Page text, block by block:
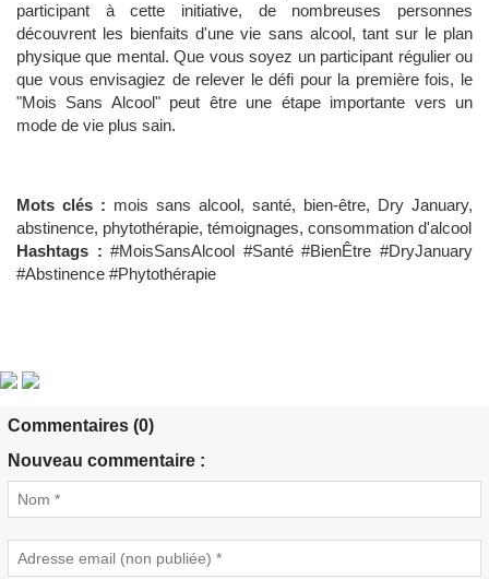
participant à cette initiative, de nombreuses personnes
découvrent les bienfaits d'une vie sans alcool, tant sur le plan
physique que mental. Que vous soyez un participant régulier ou
que vous envisagiez de relever le défi pour la première fois, le
"Mois Sans Alcool" peut être une étape importante vers un
mode de vie plus sain.
Mots clés : mois sans alcool, santé, bien-être, Dry January,
abstinence, phytothérapie, témoignages, consommation d'alcool
Hashtags : #MoisSansAlcool #Santé #BienÊtre #DryJanuary
#Abstinence #Phytothérapie
Commentaires (0)
Nouveau commentaire :